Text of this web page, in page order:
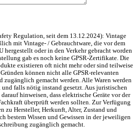
Regulation, seit dem 13.12.2024): Vintage
mit Vintage- / Gebrauchtware, die vor dem
hergestellt oder in den Verkehr gebracht worden
gab es noch keine GPSR-Zertifikate. Die
existieren oft nicht mehr oder sind teilweise
können nicht alle GPSR-relevanten
gemacht werden. Alle Waren werden
falls nötig instand gesetzt. Aus juristischen
hinweisen, dass elektrische Geräte vor der
überprüft werden sollten. Zur Verfügung
zu Hersteller, Herkunft, Alter, Zustand und
bestem Wissen und Gewissen in der jeweiligen
zugänglich gemacht.